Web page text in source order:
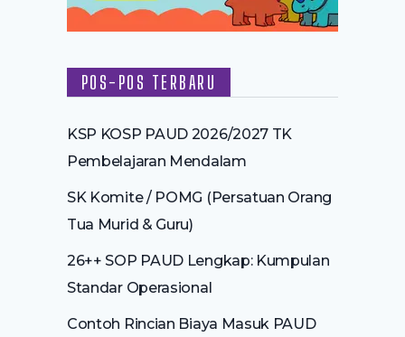
POS-POS TERBARU
KSP KOSP PAUD 2026/2027 TK
Pembelajaran Mendalam
SK Komite / POMG (Persatuan Orang
Tua Murid & Guru)
26++ SOP PAUD Lengkap: Kumpulan
Standar Operasional
Contoh Rincian Biaya Masuk PAUD